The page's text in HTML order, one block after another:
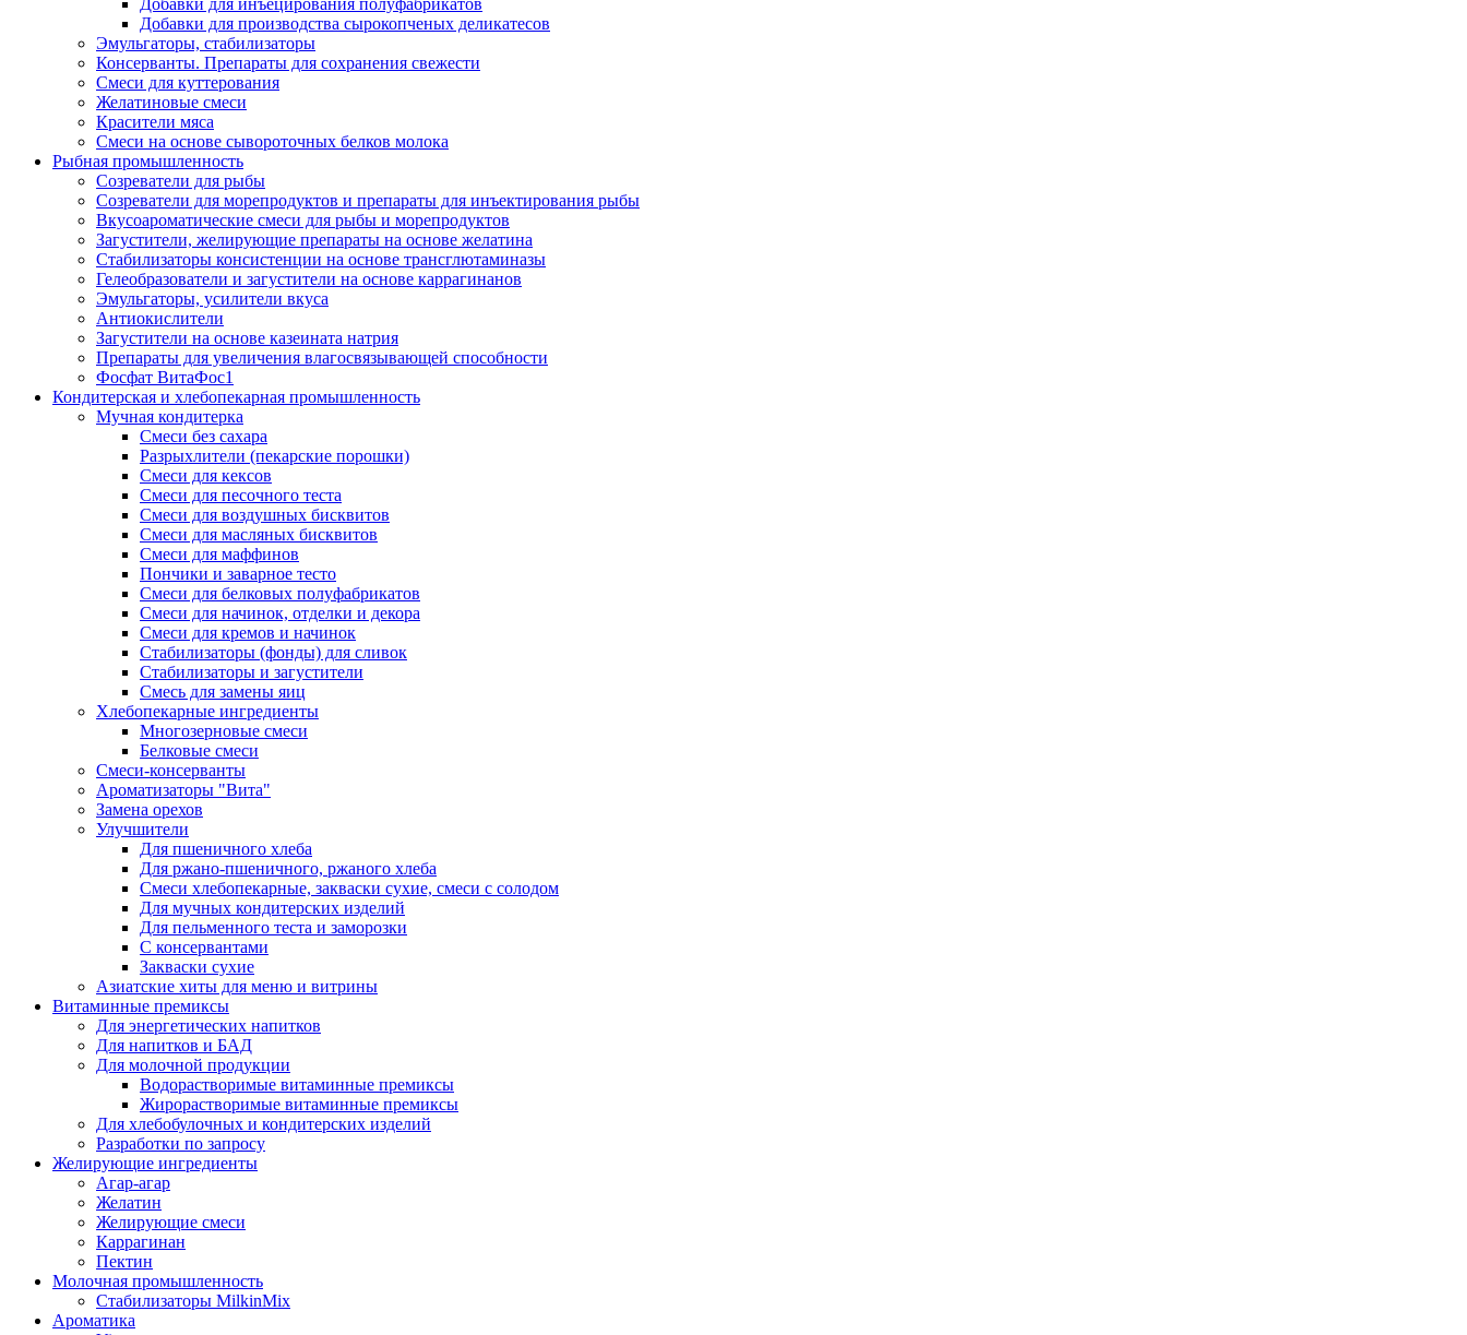
Добавки для инъецирования полуфабрикатов
Добавки для производства сырокопченых деликатесов
Эмульгаторы, стабилизаторы
Консерванты. Препараты для сохранения свежести
Смеси для куттерования
Желатиновые смеси
Красители мяса
Смеси на основе сывороточных белков молока
Рыбная промышленность
Созреватели для рыбы
Созреватели для морепродуктов и препараты для инъектирования рыбы
Вкусоароматические смеси для рыбы и морепродуктов
Загустители, желирующие препараты на основе желатина
Стабилизаторы консистенции на основе трансглютаминазы
Гелеобразователи и загустители на основе каррагинанов
Эмульгаторы, усилители вкуса
Антиокислители
Загустители на основе казеината натрия
Препараты для увеличения влагосвязывающей способности
Фосфат ВитаФос1
Кондитерская и хлебопекарная промышленность
Мучная кондитерка
Смеси без сахара
Разрыхлители (пекарские порошки)
Смеси для кексов
Смеси для песочного теста
Смеси для воздушных бисквитов
Смеси для масляных бисквитов
Смеси для маффинов
Пончики и заварное тесто
Cмеси для белковых полуфабрикатов
Смеси для начинок, отделки и декора
Смеси для кремов и начинок
Стабилизаторы (фонды) для сливок
Стабилизаторы и загустители
Смесь для замены яиц
Хлебопекарные ингредиенты
Многозерновые смеси
Белковые смеси
Смеси-консерванты
Ароматизаторы "Вита"
Замена орехов
Улучшители
Для пшеничного хлеба
Для ржано-пшеничного, ржаного хлеба
Смеси хлебопекарные, закваски сухие, смеси с солодом
Для мучных кондитерских изделий
Для пельменного теста и заморозки
С консервантами
Закваски сухие
Азиатские хиты для меню и витрины
Витаминные премиксы
Для энергетических напитков
Для напитков и БАД
Для молочной продукции
Водорастворимые витаминные премиксы
Жирорастворимые витаминные премиксы
Для хлебобулочных и кондитерских изделий
Разработки по запросу
Желирующие ингредиенты
Агар-агар
Желатин
Желирующие смеси
Каррагинан
Пектин
Молочная промышленность
Стабилизаторы MilkinMix
Ароматика